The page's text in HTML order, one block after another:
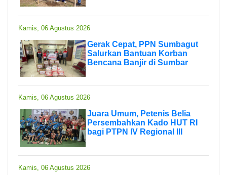
Kamis, 06 Agustus 2026
Gerak Cepat, PPN Sumbagut
Salurkan Bantuan Korban
Bencana Banjir di Sumbar
Kamis, 06 Agustus 2026
Juara Umum, Petenis Belia
Persembahkan Kado HUT RI
bagi PTPN IV Regional III
Kamis, 06 Agustus 2026